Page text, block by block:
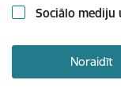
Sociālo mediju
Noraidīt